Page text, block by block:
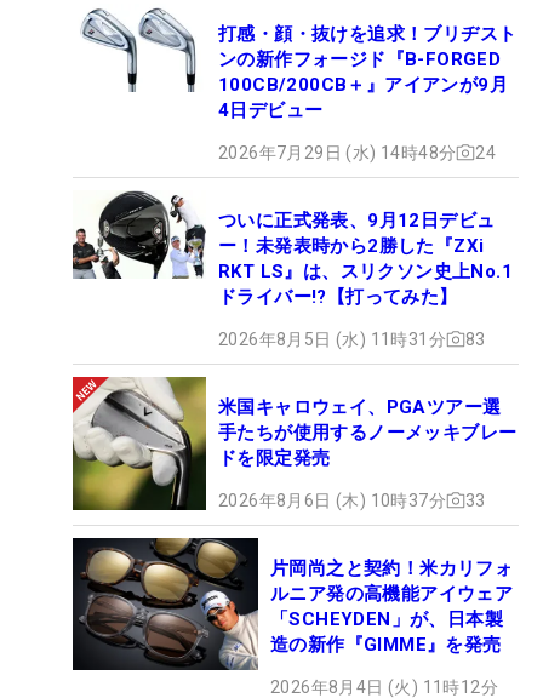
打感・顔・抜けを追求！ブリヂスト
ンの新作フォージド『B-FORGED
100CB/200CB＋』アイアンが9月
4日デビュー
2026年7月29日 (水) 14時48分 24
ついに正式発表、9月12日デビュ
ー！未発表時から2勝した『ZXi
RKT LS』は、スリクソン史上No.1
ドライバー!?【打ってみた】
2026年8月5日 (水) 11時31分 83
米国キャロウェイ、PGAツアー選
手たちが使用するノーメッキブレー
ドを限定発売
2026年8月6日 (木) 10時37分 33
片岡尚之と契約！米カリフォ
ルニア発の高機能アイウェア
「SCHEYDEN」が、日本製
造の新作『GIMME』を発売
2026年8月4日 (火) 11時12分